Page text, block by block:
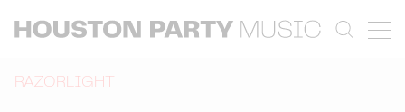
RAZORLIGHT